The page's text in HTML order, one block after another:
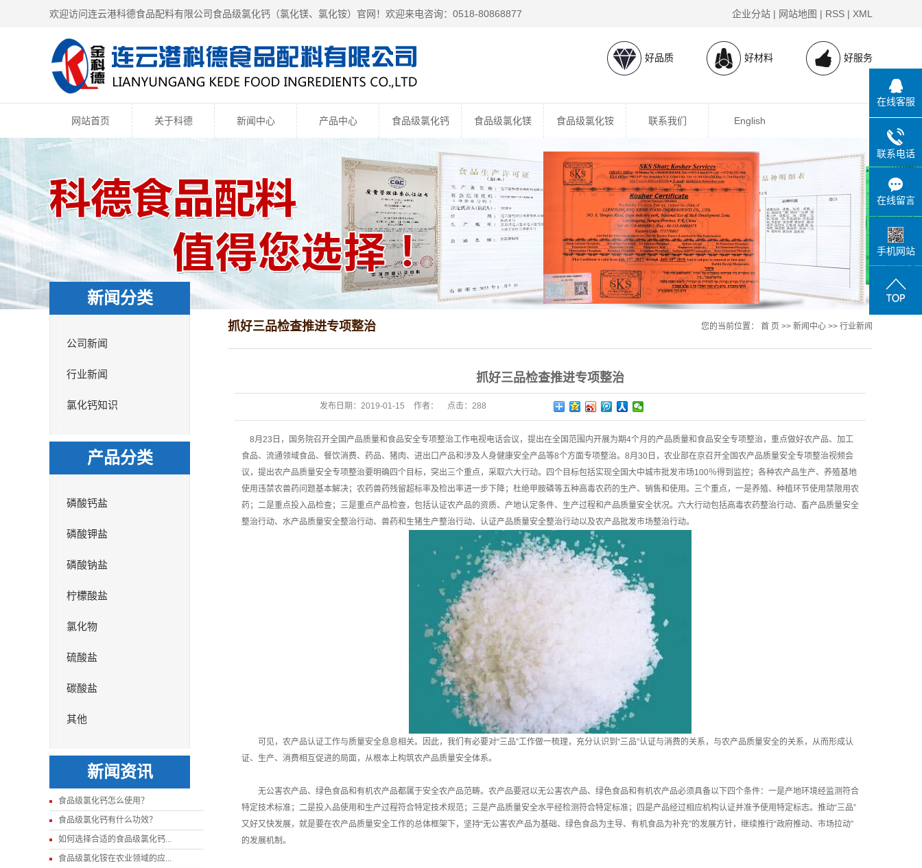
欢迎访问连云港科德食品配料有限公司食品级氯化钙（氯化镁、 氯化铵）官网！欢迎来电咨询：0518-80868877 企业分站 | 网站地图 | RSS | XML
好品质 好材料 好服务
网站首页 关于科德 新闻中心 产品中心 食品级氯化钙 食品级氯化镁 食品级氯化铵 联系我们 English
新闻分类
公司新闻
行业新闻
氯化钙知识
产品分类
磷酸钙盐
磷酸钾盐
磷酸钠盐
柠檬酸盐
氯化物
硫酸盐
碳酸盐
其他
新闻资讯
食品级氯化钙怎么使用？
食品级氯化钙有什么功效？
如何选择合适的食品级氯化钙...
食品级氯化铵在农业领域的应...
抓好三品检查推进专项整治 您的当前位置： 首 页 >> 新闻中心 >> 行业新闻
抓好三品检查推进专项整治
发布日期： 2019-01-15 作者： 点击： 288
8月23日，国务院召开全国产品质量和食品安全专项整治工作电视电话会议，提出在全国范围内开展为期4个月的产品质量和食品安全专项整治，重点做好农产品、加工
食品、流通领域食品、餐饮消费、药品、猪肉、进出口产品和涉及人身健康安全产品等8个方面专项整治。8月30日，农业部在京召开全国农产品质量安全专项整治视频会
议，提出农产品质量安全专项整治要明确四个目标，突出三个重点，采取六大行动。四个目标包括实现全国大中城市批发市场100％得到监控；各种农产品生产、养殖基地
使用违禁农兽药问题基本解决；农药兽药残留超标率及检出率进一步下降；杜绝甲胺磷等五种高毒农药的生产、销售和使用。三个重点，一是养殖、种植环节使用禁限用农
药；二是重点投入品检查；三是重点产品检查，包括认证农产品的资质、产地认定条件、生产过程和产品质量安全状况。六大行动包括高毒农药整治行动、畜产品质量安全
整治行动、水产品质量安全整治行动、兽药和生猪生产整治行动、认证产品质量安全整治行动以及农产品批发市场整治行动。
可见，农产品认证工作与质量安全息息相关。因此，我们有必要对“三品”工作做一梳理，充分认识到“三品”认证与消费的关系，与农产品质量安全的关系，从而形成认
证、生产、消费相互促进的局面，从根本上构筑农产品质量安全体系。
无公害农产品、绿色食品和有机农产品都属于安全农产品范畴。农产品要冠以无公害农产品、绿色食品和有机农产品必须具备以下四个条件：一是产地环境经监测符合
特定技术标准；二是投入品使用和生产过程符合特定技术规范；三是产品质量安全水平经检测符合特定标准；四是产品经过相应机构认证并准予使用特定标志。推动“三品”
又好又快发展，就是要在农产品质量安全工作的总体框架下，坚持“无公害农产品为基础、绿色食品为主导、有机食品为补充”的发展方针，继续推行“政府推动、市场拉动”
的发展机制。
在线客服
联系电话
在线留言
手机网站